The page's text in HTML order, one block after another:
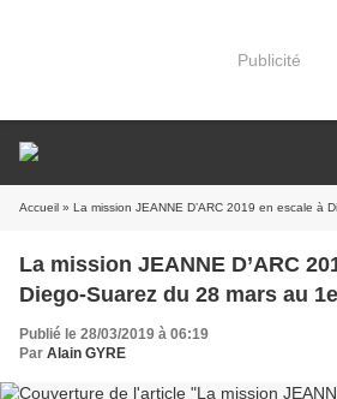
Publicité
Accueil » La mission JEANNE D’ARC 2019 en escale à
La mission JEANNE D’ARC
Diego-Suarez du 28 mars au
Publié le 28/03/2019 à 06:19
Par Alain GYRE